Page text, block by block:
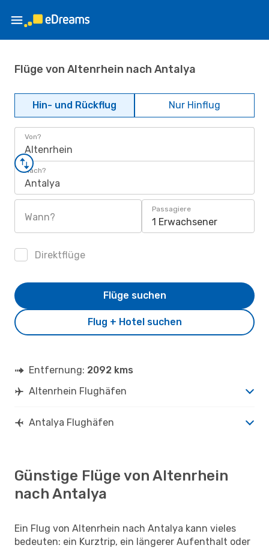
Flüge von Altenrhein nach Antalya
Hin- und Rückflug Nur Hinflug
Von?
Altenrhein
Nach?
Antalya
Wann?
Passagiere
1 Erwachsener
Direktflüge
Flug + Hotel suchen
Flüge suchen
Entfernung: 2092 kms
Altenrhein Flughäfen
Antalya Flughäfen
Günstige Flüge von Altenrhein
nach Antalya
Ein Flug von Altenrhein nach Antalya kann vieles
bedeuten: ein Kurztrip, ein längerer Aufenthalt oder